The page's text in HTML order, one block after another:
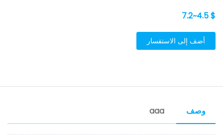
$ 4.5~7.2
أضف إلى الاستفسار
وصف aaa